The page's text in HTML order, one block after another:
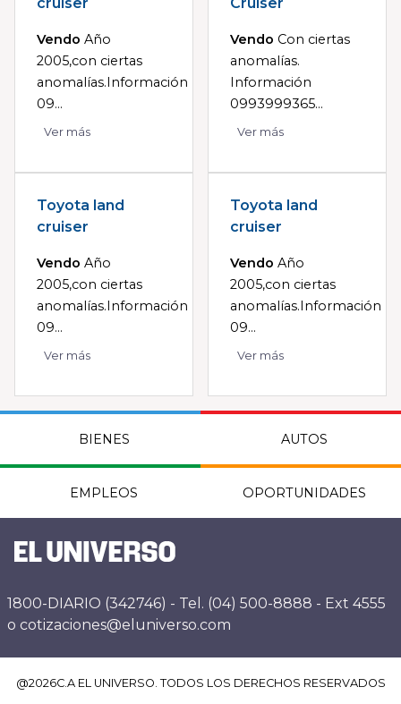
Vendo Año
2005,con ciertas
anomalías.Información
09...
Ver más
Vendo Con ciertas
anomalías.
Información
0993999365...
Ver más
Toyota land
cruiser
Vendo Año
2005,con ciertas
anomalías.Información
09...
Ver más
Toyota land
cruiser
Vendo Año
2005,con ciertas
anomalías.Información
09...
Ver más
BIENES AUTOS
EMPLEOS OPORTUNIDADES
1800-DIARIO (342746) - Tel. (04) 500-8888 - Ext 4555
o cotizaciones@eluniverso.com
@2026C.A EL UNIVERSO. TODOS LOS DERECHOS RESERVADOS